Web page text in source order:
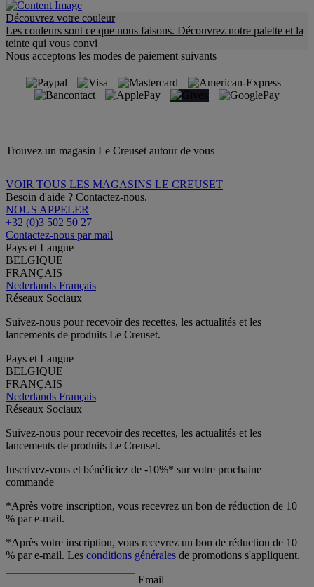
Découvrez votre couleur
Les couleurs sont ce que nous faisons. Découvrez notre palette et la
teinte qui vous convi
Nous acceptons les modes de paiement suivants
Trouvez un magasin Le Creuset autour de vous
VOIR TOUS LES MAGASINS LE CREUSET
Besoin d'aide ? Contactez-nous.
NOUS APPELER
+32 (0)3 502 50 27
Contactez-nous par mail
Pays et Langue
BELGIQUE
FRANÇAIS
Nederlands Français
Réseaux Sociaux
Suivez-nous pour recevoir des recettes, les actualités et les
lancements de produits Le Creuset.
Pays et Langue
BELGIQUE
FRANÇAIS
Nederlands Français
Réseaux Sociaux
Suivez-nous pour recevoir des recettes, les actualités et les
lancements de produits Le Creuset.
Inscrivez-vous et bénéficiez de -10%* sur votre prochaine
commande
*Après votre inscription, vous recevrez un bon de réduction de 10
% par e-mail.
*Après votre inscription, vous recevrez un bon de réduction de 10
% par e-mail. Les conditions générales de promotions s'appliquent.
Email